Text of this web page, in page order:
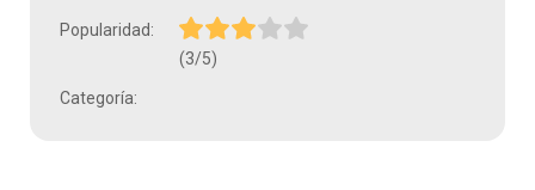
Popularidad:
(3/5)
Categoría: